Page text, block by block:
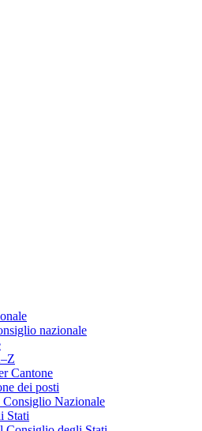
nazionale
Cantone
dei posti
Nazionale
Stati